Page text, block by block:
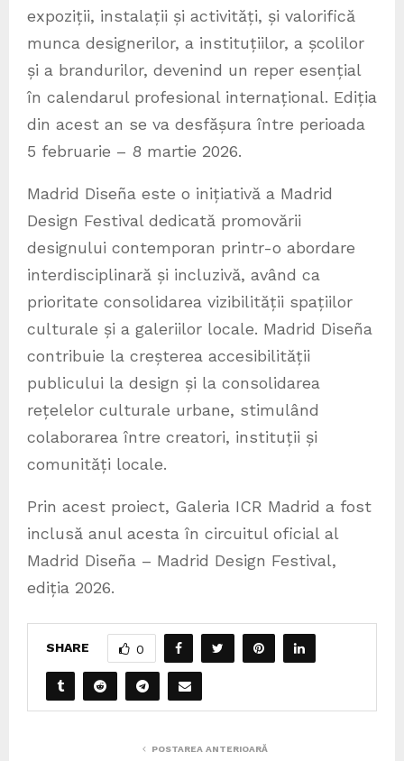
expoziții, instalații și activități, și valorifică
munca designerilor, a instituțiilor, a școlilor
și a brandurilor, devenind un reper esențial
în calendarul profesional internațional. Ediția
din acest an se va desfășura între perioada
5 februarie – 8 martie 2026.
Madrid Diseña este o inițiativă a Madrid
Design Festival dedicată promovării
designului contemporan printr-o abordare
interdisciplinară și incluzivă, având ca
prioritate consolidarea vizibilității spațiilor
culturale și a galeriilor locale. Madrid Diseña
contribuie la creșterea accesibilității
publicului la design și la consolidarea
rețelelor culturale urbane, stimulând
colaborarea între creatori, instituții și
comunități locale.
Prin acest proiect, Galeria ICR Madrid a fost
inclusă anul acesta în circuitul oficial al
Madrid Diseña – Madrid Design Festival,
ediția 2026.
SHARE 0
POSTAREA ANTERIOARĂ